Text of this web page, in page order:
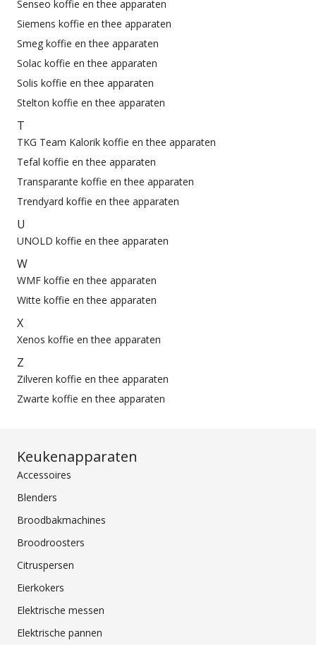
Senseo koffie en thee apparaten
Siemens koffie en thee apparaten
Smeg koffie en thee apparaten
Solac koffie en thee apparaten
Solis koffie en thee apparaten
Stelton koffie en thee apparaten
T
TKG Team Kalorik koffie en thee apparaten
Tefal koffie en thee apparaten
Transparante koffie en thee apparaten
Trendyard koffie en thee apparaten
U
UNOLD koffie en thee apparaten
W
WMF koffie en thee apparaten
Witte koffie en thee apparaten
X
Xenos koffie en thee apparaten
Z
Zilveren koffie en thee apparaten
Zwarte koffie en thee apparaten
Keukenapparaten
Accessoires
Blenders
Broodbakmachines
Broodroosters
Citruspersen
Eierkokers
Elektrische messen
Elektrische pannen